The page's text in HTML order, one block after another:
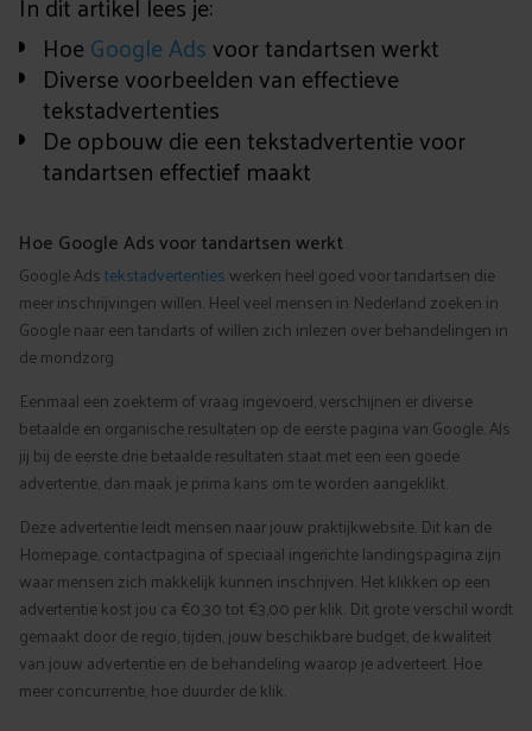
HoeGoogle Adsvoor tandartsen werkt
Diverse voorbeelden van effectieve
tekstadvertenties
De opbouw die een tekstadvertentie voor
tandartsen effectief maakt
Hoe Google Ads voor tandartsen werkt
Google Adstekstadvertenties werken heel goed voor tandartsen die
meer inschrijvingen willen. Heel veel mensen in Nederland zoeken in
Google naar een tandarts of willen zich inlezen over behandelingen in
de mondzorg.
Eenmaal een zoekterm of vraag ingevoerd, verschijnen er diverse
betaalde en organische resultaten op de eerste pagina van Google. Als
jij bij de eerste drie betaalde resultaten staat met een een goede
advertentie, dan maak je prima kans om te worden aangeklikt.
Deze advertentie leidt mensen naar jouw praktijkwebsite. Dit kan de
Homepage, contactpagina of speciaal ingerichte landingspagina zijn
waar mensen zich makkelijk kunnen inschrijven. Het klikken op een
advertentie kost jou ca €0,30 tot €3,00 per klik. Dit grote verschil wordt
gemaakt door de regio, tijden, jouw beschikbare budget, de kwaliteit
van jouw advertentie en de behandeling waarop je adverteert. Hoe
meer concurrentie, hoe duurder de klik.